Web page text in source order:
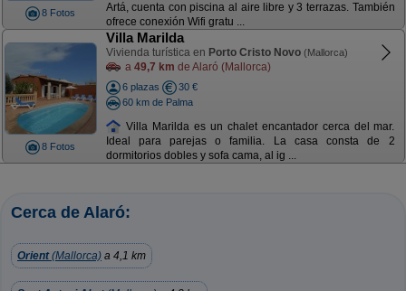
8 Fotos
Artá, cuenta con piscina al aire libre y 3 terrazas. También
ofrece conexión Wifi gratu ...
8 Fotos
Villa Marilda
Vivienda turística en Porto Cristo Novo (Mallorca)
a 49,7 km de Alaró (Mallorca)
6 plazas
30 €
60 km de Palma
Villa Marilda es un chalet encantador cerca del mar.
Ideal para parejas o familia. La casa consta de 2
dormitorios dobles y sofa cama, al ig ...
Cerca de Alaró:
Orient(Mallorca) a 4,1 km